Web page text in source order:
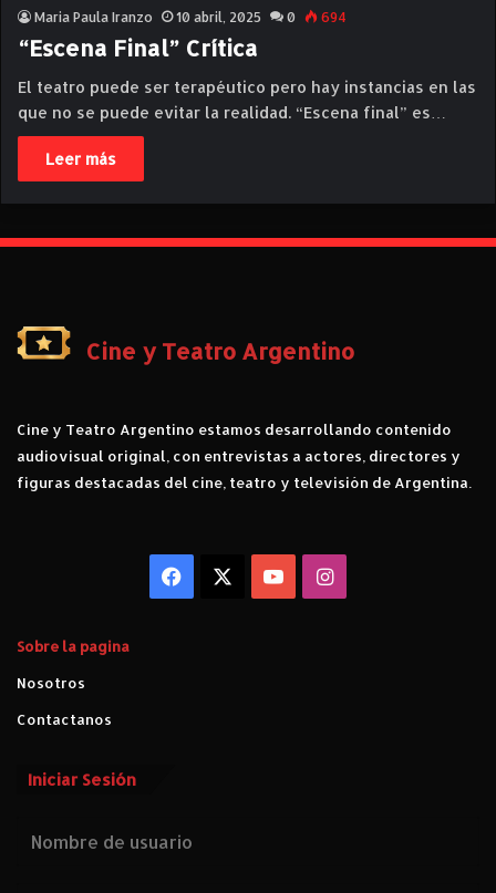
Maria Paula Iranzo 10 abril, 2025 0 694
“Escena Final” Crítica
El teatro puede ser terapéutico pero hay instancias en las
que no se puede evitar la realidad. “Escena final” es…
Leer más
Cine y Teatro Argentino
Cine y Teatro Argentino estamos desarrollando contenido
audiovisual original, con entrevistas a actores, directores y
figuras destacadas del cine, teatro y televisión de Argentina.
Facebook YouTubeInstagram
Sobre la pagina
Nosotros
Contactanos
Iniciar Sesión